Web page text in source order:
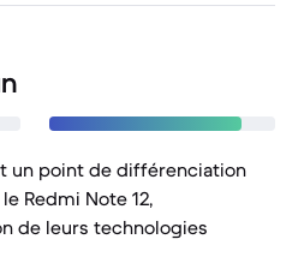
un point de différenciation
Redmi Note 12,
de leurs technologies